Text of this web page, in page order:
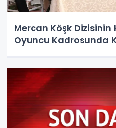
Mercan Köşk Dizisinin
Oyuncu Kadrosunda